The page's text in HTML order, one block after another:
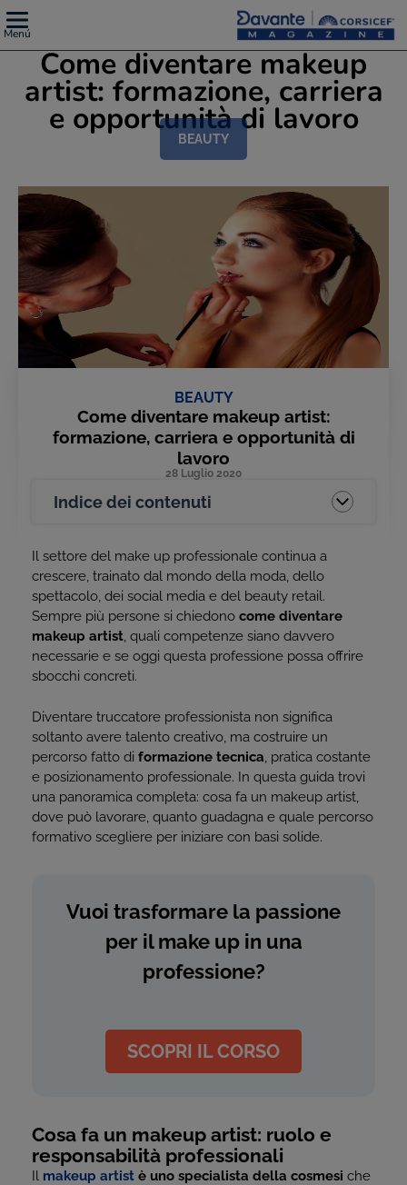
Menú
Come diventare makeup
artist: formazione, carriera
e opportunità di lavoro
BEAUTY
BEAUTY
Come diventare makeup artist:
formazione, carriera e opportunità di
lavoro
28 Luglio 2020
Indice dei contenuti
Il settore del make up professionale continua a
crescere, trainato dal mondo della moda, dello
spettacolo, dei social media e del beauty retail.
Sempre più persone si chiedono come diventare
makeup artist, quali competenze siano davvero
necessarie e se oggi questa professione possa offrire
sbocchi concreti.
Diventare truccatore professionista non significa
soltanto avere talento creativo, ma costruire un
percorso fatto di formazione tecnica, pratica costante
e posizionamento professionale. In questa guida trovi
una panoramica completa: cosa fa un makeup artist,
dove può lavorare, quanto guadagna e quale percorso
formativo scegliere per iniziare con basi solide.
Vuoi trasformare la passione
per il make up in una
professione?
SCOPRI IL CORSO
Cosa fa un makeup artist: ruolo e
responsabilità professionali
Il makeup artist è uno specialista della cosmesi che